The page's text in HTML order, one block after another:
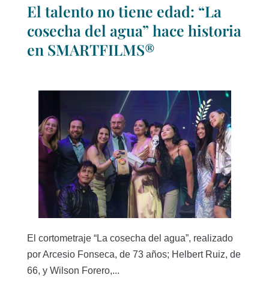
El talento no tiene edad: “La
cosecha del agua” hace historia
en SMARTFILMS®
El cortometraje “La cosecha del agua”, realizado
por Arcesio Fonseca, de 73 años; Helbert Ruiz, de
66, y Wilson Forero,...